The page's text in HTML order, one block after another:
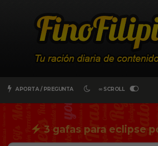
APORTA / PREGUNTA ∞ SCROLL
3 gafas para eclipse